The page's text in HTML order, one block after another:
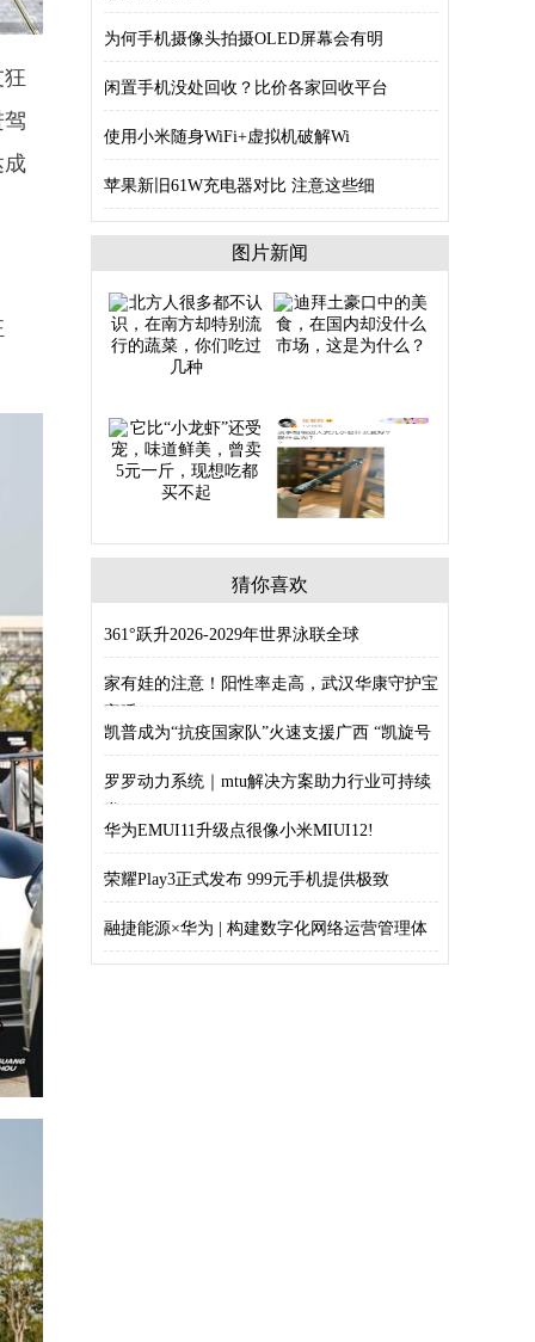
成
为何手机摄像头拍摄OLED屏幕会有明
闲置手机没处回收？比价各家回收平台
使用小米随身WiFi+虚拟机破解Wi
苹果新旧61W充电器对比 注意这些细
图片新闻
猜你喜欢
361°跃升2026-2029年世界泳联全球
家有娃的注意！阳性率走高，武汉华康守护宝
宝呼
凯普成为“抗疫国家队”火速支援广西 “凯旋号
罗罗动力系统｜mtu解决方案助力行业可持续
发
华为EMUI11升级点很像小米MIUI12!
荣耀Play3正式发布 999元手机提供极致
融捷能源×华为 | 构建数字化网络运营管理体